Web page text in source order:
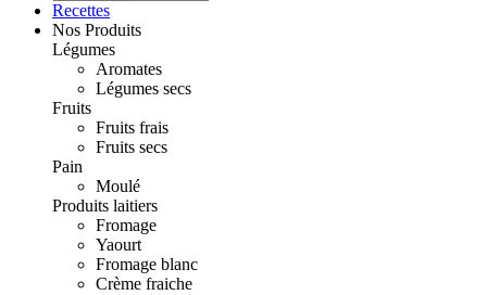
Recettes
Nos Produits
Légumes
Aromates
Légumes secs
Fruits
Fruits frais
Fruits secs
Pain
Moulé
Produits laitiers
Fromage
Yaourt
Fromage blanc
Crème fraiche